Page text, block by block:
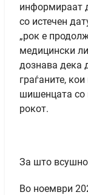
информираат
со истечен
„рок е
медицински
дознава дека
граѓаните,
шишенцата со
рокот.
За што
Во ноември